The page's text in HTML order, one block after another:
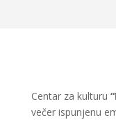
Centar za kulturu
večer ispunjenu